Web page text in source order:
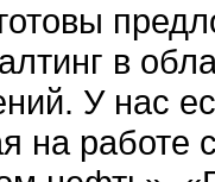
в
У нас
на работе